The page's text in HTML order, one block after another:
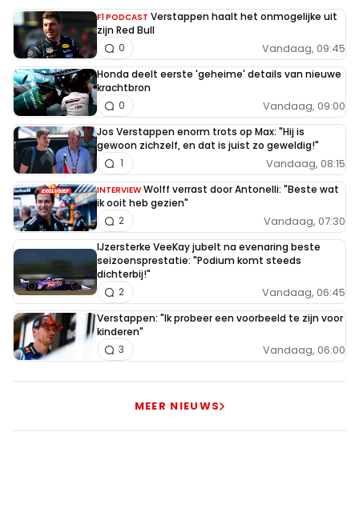
F1 PODCAST Verstappen haalt het onmogelijke uit
zijn Red Bull
Vandaag, 09:45
0
Honda deelt eerste 'geheime' details van nieuwe
krachtbron
Vandaag, 09:00
0
Jos Verstappen enorm trots op Max: "Hij is
gewoon zichzelf, en dat is juist zo geweldig!"
Vandaag, 08:15
1
INTERVIEW Wolff verrast door Antonelli: "Beste wat
ik ooit heb gezien"
Vandaag, 07:30
2
IJzersterke VeeKay jubelt na evenaring beste
seizoensprestatie: "Podium komt steeds
dichterbij!"
Vandaag, 06:45
2
Verstappen: "Ik probeer een voorbeeld te zijn voor
kinderen"
Vandaag, 06:00
3
MEER NIEUWS